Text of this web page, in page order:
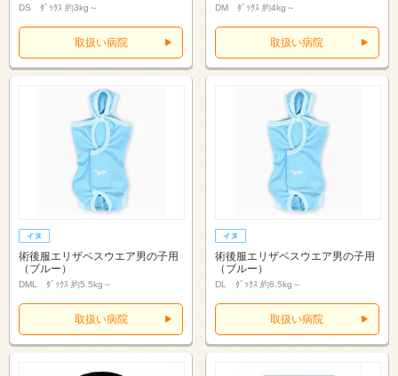
DS ﾀﾞｯｸｽ 約3kg～
取扱い病院
DM ﾀﾞｯｸｽ 約4kg～
取扱い病院
術後服エリザベスウエア男の子用
（ブルー）
DML ﾀﾞｯｸｽ 約5.5kg～
取扱い病院
術後服エリザベスウエア男の子用
（ブルー）
DL ﾀﾞｯｸｽ 約6.5kg～
取扱い病院